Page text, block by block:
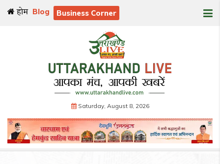
होम Blog Business Corner
Saturday, August 8, 2026